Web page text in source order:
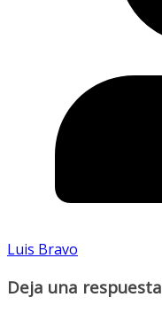
Luis Bravo
Deja una respuesta